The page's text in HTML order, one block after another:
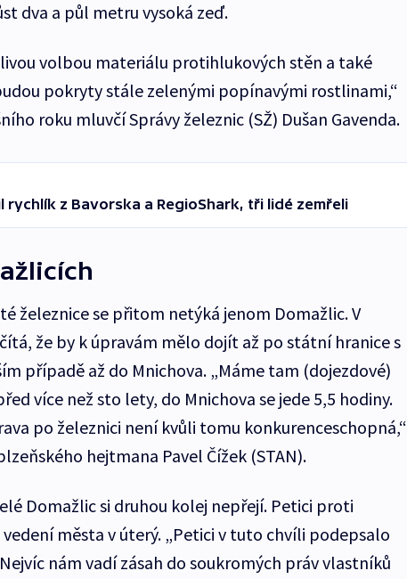
dva a půl metru vysoká zeď.
volbou materiálu protihlukových stěn a také
pokryty stále zelenými popínavými rostlinami,“
roku mluvčí Správy železnic (SŽ) Dušan Gavenda.
rychlík z Bavorska a RegioShark, tři lidé zemřeli
železnice se přitom netýká jenom Domažlic. V
že by k úpravám mělo dojít až po státní hranice s
případě až do Mnichova. „Máme tam (dojezdové)
více než sto lety, do Mnichova se jede 5,5 hodiny.
po železnici není kvůli tomu konkurenceschopná,“
hejtmana Pavel Čížek (STAN).
Domažlic si druhou kolej nepřejí. Petici proti
města v úterý. „Petici v tuto chvíli podepsalo
nám vadí zásah do soukromých práv vlastníků